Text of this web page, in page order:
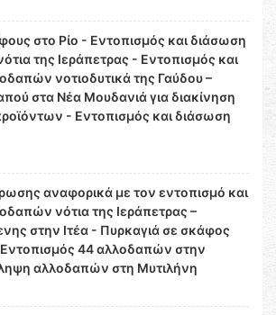
στο Ρίο - Εντοπισμός και διάσωση
της Ιεράπετρας - Εντοπισμός και
νοτιοδυτικά της Γαύδου –
στα Νέα Μουδανιά για διακίνηση
- Εντοπισμός και διάσωση
αναφορικά με τον εντοπισμό και
νότια της Ιεράπετρας –
στην Ιτέα - Πυρκαγιά σε σκάφος
Εντοπισμός 44 αλλοδαπών στην
αλλοδαπών στη Μυτιλήνη